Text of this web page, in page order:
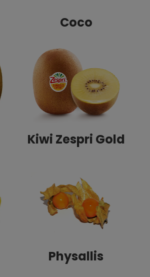
Coco
Kiwi Zespri Gold
Physallis